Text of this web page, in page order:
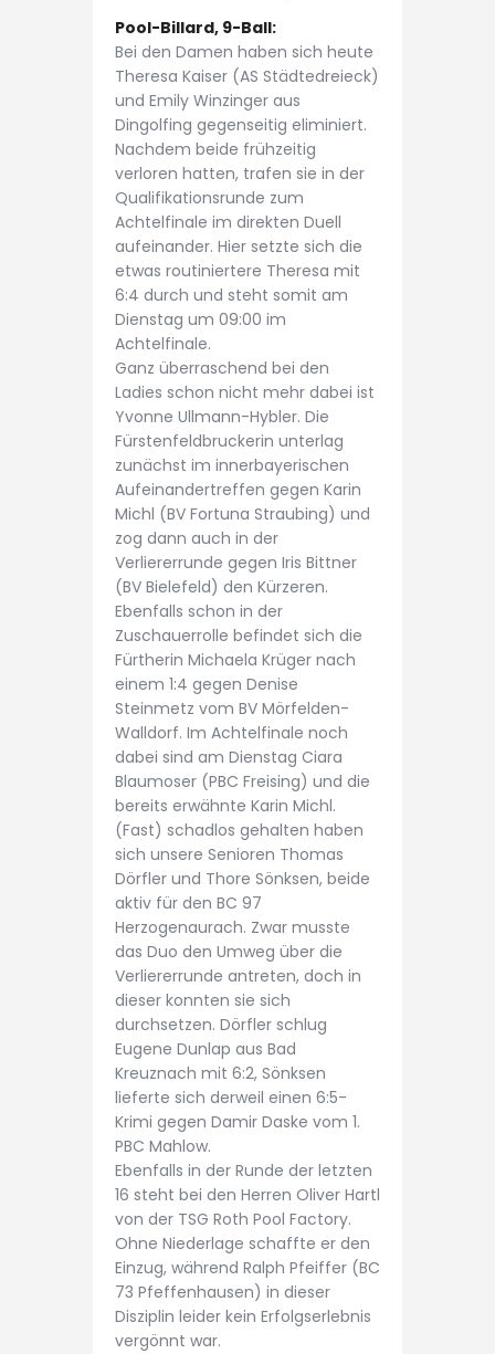
Pool-Billard, 9-Ball:
Bei den Damen haben sich heute
Theresa Kaiser (AS Städtedreieck)
und Emily Winzinger aus
Dingolfing gegenseitig eliminiert.
Nachdem beide frühzeitig
verloren hatten, trafen sie in der
Qualifikationsrunde zum
Achtelfinale im direkten Duell
aufeinander. Hier setzte sich die
etwas routiniertere Theresa mit
6:4 durch und steht somit am
Dienstag um 09:00 im
Achtelfinale.
Ganz überraschend bei den
Ladies schon nicht mehr dabei ist
Yvonne Ullmann-Hybler. Die
Fürstenfeldbruckerin unterlag
zunächst im innerbayerischen
Aufeinandertreffen gegen Karin
Michl (BV Fortuna Straubing) und
zog dann auch in der
Verliererrunde gegen Iris Bittner
(BV Bielefeld) den Kürzeren.
Ebenfalls schon in der
Zuschauerrolle befindet sich die
Fürtherin Michaela Krüger nach
einem 1:4 gegen Denise
Steinmetz vom BV Mörfelden-
Walldorf. Im Achtelfinale noch
dabei sind am Dienstag Ciara
Blaumoser (PBC Freising) und die
bereits erwähnte Karin Michl.
(Fast) schadlos gehalten haben
sich unsere Senioren Thomas
Dörfler und Thore Sönksen, beide
aktiv für den BC 97
Herzogenaurach. Zwar musste
das Duo den Umweg über die
Verliererrunde antreten, doch in
dieser konnten sie sich
durchsetzen. Dörfler schlug
Eugene Dunlap aus Bad
Kreuznach mit 6:2, Sönksen
lieferte sich derweil einen 6:5-
Krimi gegen Damir Daske vom 1.
PBC Mahlow.
Ebenfalls in der Runde der letzten
16 steht bei den Herren Oliver Hartl
von der TSG Roth Pool Factory.
Ohne Niederlage schaffte er den
Einzug, während Ralph Pfeiffer (BC
73 Pfeffenhausen) in dieser
Disziplin leider kein Erfolgserlebnis
vergönnt war.